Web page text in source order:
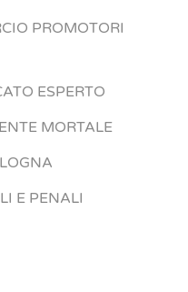
PROMOTORI
ESPERTO
MORTALE
E PENALI